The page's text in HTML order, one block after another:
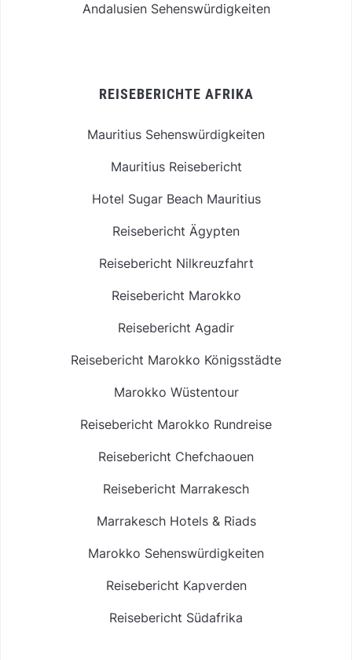
Andalusien Sehenswürdigkeiten
REISEBERICHTE AFRIKA
Mauritius Sehenswürdigkeiten
Mauritius Reisebericht
Hotel Sugar Beach Mauritius
Reisebericht Ägypten
Reisebericht Nilkreuzfahrt
Reisebericht Marokko
Reisebericht Agadir
Reisebericht Marokko Königsstädte
Marokko Wüstentour
Reisebericht Marokko Rundreise
Reisebericht Chefchaouen
Reisebericht Marrakesch
Marrakesch Hotels & Riads
Marokko Sehenswürdigkeiten
Reisebericht Kapverden
Reisebericht Südafrika